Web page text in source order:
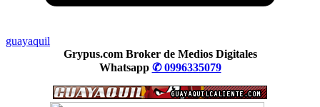
guayaquil
Grypus.com Broker de Medios Digitales
Whatsapp ✆ 0996335079